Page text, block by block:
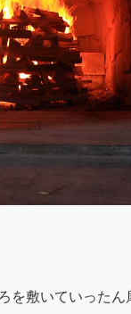
を敷いていった